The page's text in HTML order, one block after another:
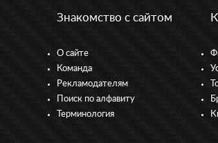
Знакомство с сайтом
О сайте
Команда
Рекламодателям
Поиск по алфавиту
Терминология